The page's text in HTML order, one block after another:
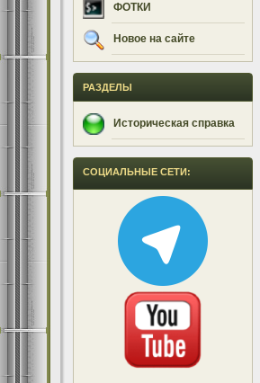
ФОТКИ
Новое на сайте
РАЗДЕЛЫ
Историческая справка
СОЦИАЛЬНЫЕ СЕТИ: